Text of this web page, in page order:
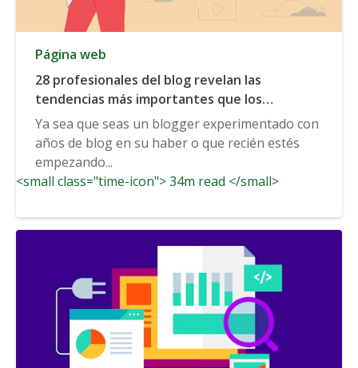
Página web
28 profesionales del blog revelan las
tendencias más importantes que los
blogueros deben conocer en el 2020 y más allá
Ya sea que seas un blogger experimentado con
años de blog en su haber o que recién estés
empezando...
<small class="time-icon"> 34m read </small>